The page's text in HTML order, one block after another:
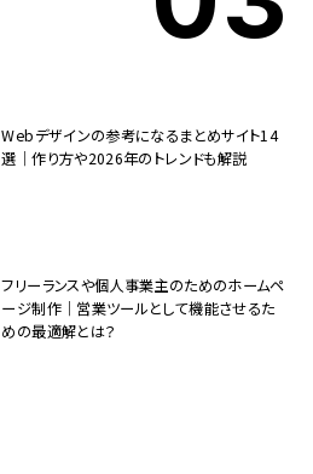
Webデザインの参考になるまとめサイト14
選｜作り方や2026年のトレンドも解説
フリーランスや個人事業主のためのホームペ
ージ制作｜営業ツールとして機能させるた
めの最適解とは？